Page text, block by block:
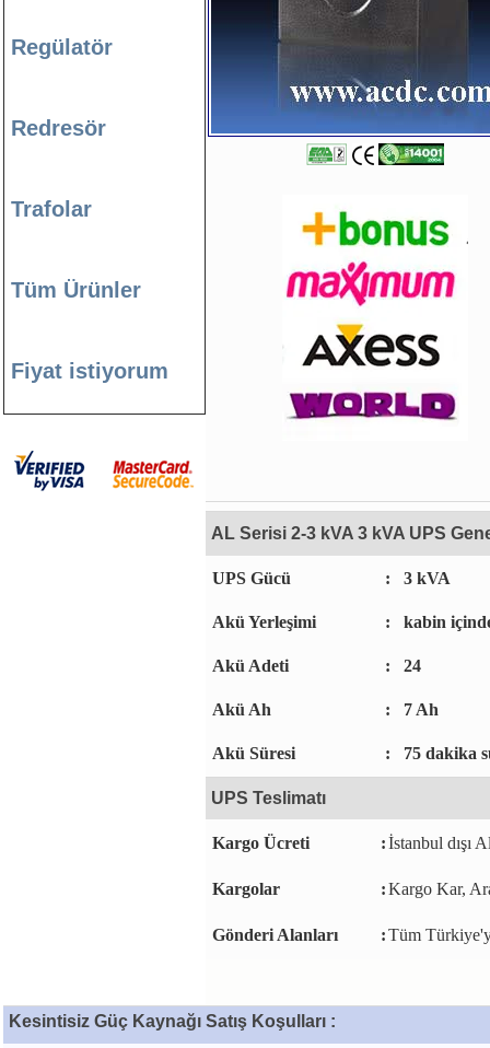
Regülatör
Redresör
Trafolar
Tüm Ürünler
Fiyat istiyorum
AL Serisi 2-3 kVA 3 kVA UPS
UPS Gücü : 3 kVA
Akü Yerleşimi : kabin
Akü Adeti : 24
Akü Ah : 7 Ah
Akü Süresi : 75 dakika
UPS Teslimatı
Kargo Ücreti :İstanbul dışı
Kargolar :Kargo Kar,
Gönderi Alanları :Tüm
Kesintisiz Güç Kaynağı Satış Koşulları :